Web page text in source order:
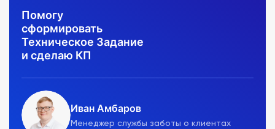
Помогу
сформировать
Техническое Задание
и сделаю КП
Иван Амбаров
Менеджер службы заботы о клиентах